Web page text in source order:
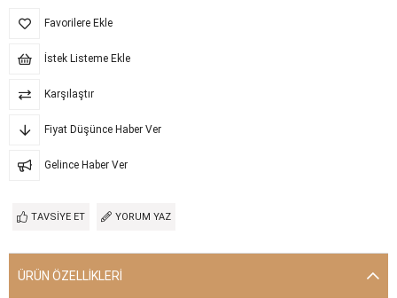
Favorilere Ekle
İstek Listeme Ekle
Karşılaştır
Fiyat Düşünce Haber Ver
Gelince Haber Ver
TAVSIYE ET YORUM YAZ
ÜRÜN ÖZELLIKLERI